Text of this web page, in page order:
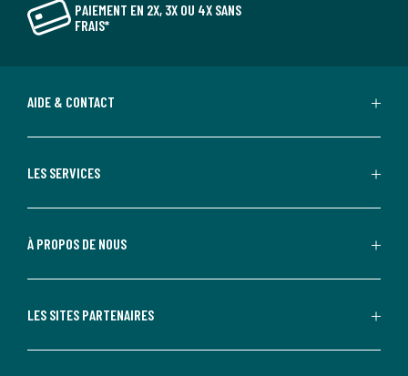
PAIEMENT EN 2X, 3X OU 4X SANS
FRAIS*
AIDE & CONTACT
LES SERVICES
À PROPOS DE NOUS
LES SITES PARTENAIRES